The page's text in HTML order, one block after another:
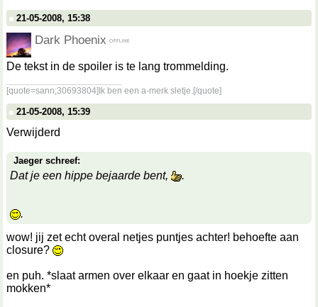
21-05-2008, 15:38
Dark Phoenix
De tekst in de spoiler is te lang trommelding.
[quote=sann;30693804]Ik ben een a-merk sletje.[/quote]
21-05-2008, 15:39
Verwijderd
Jaeger schreef:
Dat je een hippe bejaarde bent, .
.
wow! jij zet echt overal netjes puntjes achter! behoefte aan
closure?
en puh. *slaat armen over elkaar en gaat in hoekje zitten
mokken*